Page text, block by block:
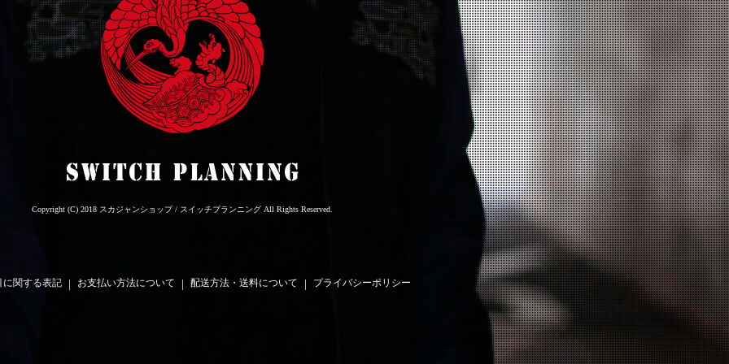
Copyright (C) 2018 スカジャンショップ / スイッチプランニング All Rights Reserved.
に関する表記 | お支払い方法について | 配送方法・送料について | プライバシーポリシー